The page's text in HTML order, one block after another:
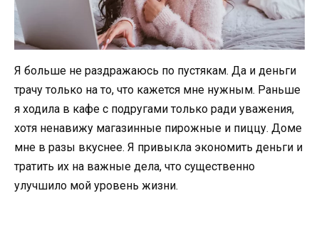
Я больше не раздражаюсь по пустякам. Да и деньги
трачу только на то, что кажется мне нужным. Раньше
я ходила в кафе с подругами только ради уважения,
хотя ненавижу магазинные пирожные и пиццу. Доме
мне в разы вкуснее. Я привыкла экономить деньги и
тратить их на важные дела, что существенно
улучшило мой уровень жизни.